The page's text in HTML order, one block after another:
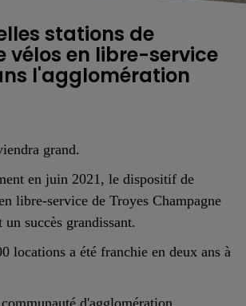
stations de
vélos en libre-service
l'agglomération
grand.
en juin 2021, le dispositif de
libre-service de Troyes Champagne
succès grandissant.
locations a été franchie en deux ans à
d'agglomération